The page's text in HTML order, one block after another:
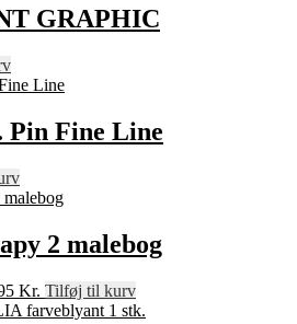
Kr..
er:
39,95 Kr..
GRAPHIC
Pin Fine Line
2 malebog
Kr. Den
aktuelle
Tilføj til kurv